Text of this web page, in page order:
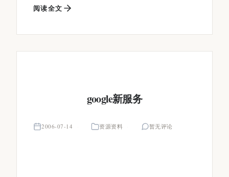
阅读全文
google新服务
2006-07-14 资源资料 暂无评论